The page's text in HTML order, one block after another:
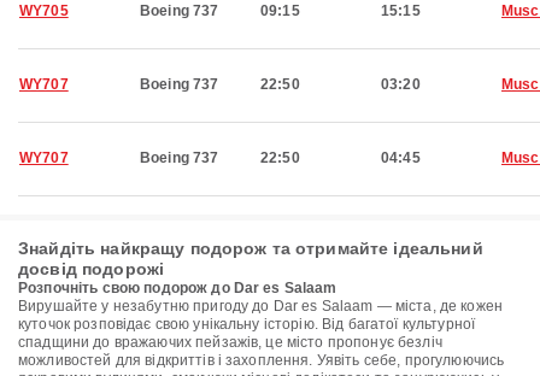
WY705 Boeing 737 09:15 15:15
WY707 Boeing 737 22:50 03:20
WY707 Boeing 737 22:50 04:45
Знайдіть найкращу подорож та отримайте ідеальний
досвід подорожі
Розпочніть свою подорож до Dar es Salaam
Вирушайте у незабутню пригоду до Dar es Salaam — міста, де кожен
куточок розповідає свою унікальну історію. Від багатої культурної
спадщини до вражаючих пейзажів, це місто пропонує безліч
можливостей для відкриттів і захоплення. Уявіть себе, прогулюючись